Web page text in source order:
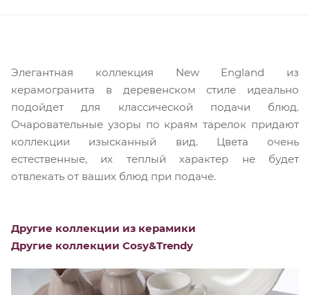
Элегантная коллекция New England из
керамогранита в деревенском стиле идеально
подойдет для классической подачи блюд.
Очаровательные узоры по краям тарелок придают
коллекции изысканный вид. Цвета очень
естественные, их теплый характер не будет
отвлекать от ваших блюд при подаче.
Другие коллекции из керамики
Другие коллекции Cosy&Trendy